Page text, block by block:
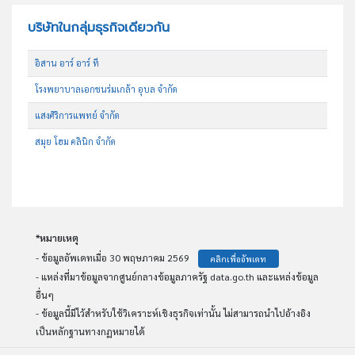
บริษัทในกลุ่มธุรกิจเดียวกัน
อิสาน อาร์ อาร์ ที
โรงพยาบาลเอกชนร่มเกล้า อุบล จำกัด
แสงศิริการแพทย์ จำกัด
สมุย โฮม คลินิก จำกัด
*หมายเหตุ
- ข้อมูลอัพเดทเมื่อ 30 พฤษภาคม 2569
คลิกเพื่ออัพเดท
- แหล่งที่มาข้อมูลจากศูนย์กลางข้อมูลภาครัฐ data.go.th และแหล่งข้อมูล
อื่นๆ
- ข้อมูลนี้มีไว้สำหรับใช้วิเคราะห์เชิงธุรกิจเท่านั้น ไม่สามารถนำไปอ้างอิง
เป็นหลักฐานทางกฏหมายได้